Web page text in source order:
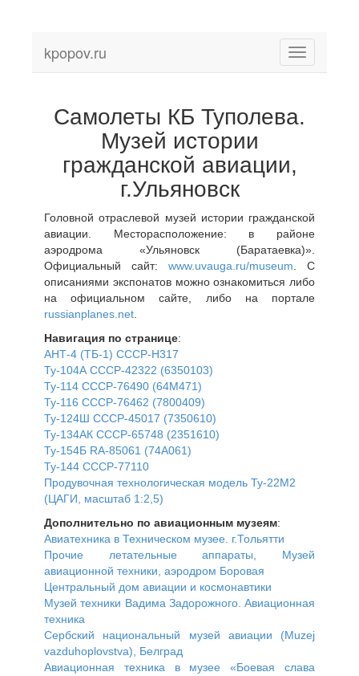
Toggle
navigation
kpopov.ru
Самолеты КБ Туполева.
Музей истории
гражданской авиации,
г.Ульяновск
Головной отраслевой музей истории гражданской
авиации. Месторасположение: в районе
аэродрома «Ульяновск (Баратаевка)».
Официальный сайт: www.uvauga.ru/museum . С
описаниями экспонатов можно ознакомиться либо
на официальном сайте, либо на портале
russianplanes.net
Навигация по странице:
АНТ-4 (ТБ-1) СССР-Н317
Ту-104А СССР-42322 (6350103)
Ту-114 СССР-76490 (64М471)
Ту-116 СССР-76462 (7800409)
Ту-124Ш СССР-45017 (7350610)
Ту-134АК СССР-65748 (2351610)
Ту-154Б RA-85061 (74A061)
Ту-144 СССР-77110
Продувочная технологическая модель Ту-22М2
(ЦАГИ, масштаб 1:2,5)
Дополнительно по авиационным музеям:
Авиатехника в Техническом музее. г.Тольятти
Прочие летательные аппараты, Музей
авиационной техники, аэродром Боровая
Центральный дом авиации и космонавтики
Музей техники Вадима Задорожного. Авиационная
техника
Сербский национальный музей авиации (Muzej
vazduhoplovstva), Белград
Авиационная техника в музее «Боевая слава